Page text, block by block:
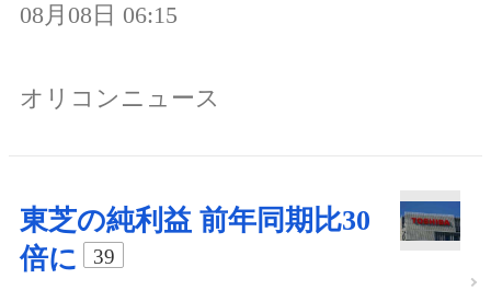
08月08日 06:15
オリコンニュース
東芝の純利益 前年同期比30
倍に
39